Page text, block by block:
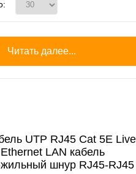
Читать далее...
UTP RJ45 Cat 5E Live
LAN кабель
жильный шнур RJ45-RJ45